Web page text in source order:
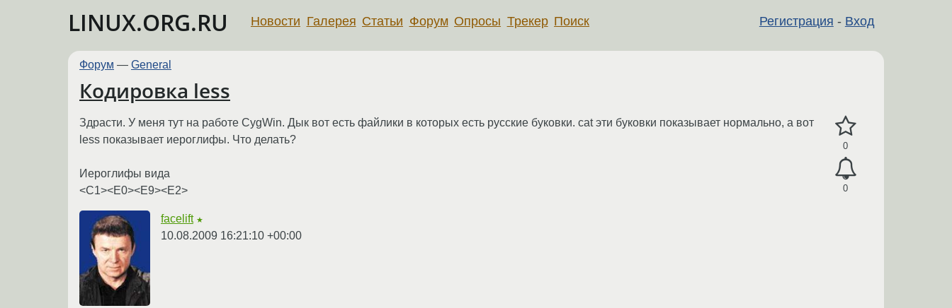
LINUX.ORG.RU Регистрация - Вход
Новости Галерея Статьи Форум Опросы Трекер Поиск
Форум — General
Кодировка less
0
0
Здрасти. У меня тут на работе CygWin. Дык вот есть файлики в которых есть русские буковки. cat эти буковки показывает нормально, а вот
less показывает иероглифы. Что делать?
Иероглифы вида
<C1><E0><E9><E2>
facelift ★
10.08.2009 16:21:10 +00:00